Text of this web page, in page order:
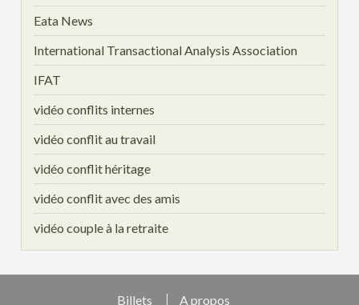
Eata News
International Transactional Analysis Association
IFAT
vidéo conflits internes
vidéo conflit au travail
vidéo conflit héritage
vidéo conflit avec des amis
vidéo couple à la retraite
Billets A propos